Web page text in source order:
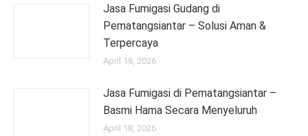
Jasa Fumigasi Gudang di
Pematangsiantar – Solusi Aman &
Terpercaya
April 18, 2026
Jasa Fumigasi di Pematangsiantar –
Basmi Hama Secara Menyeluruh
April 18, 2026